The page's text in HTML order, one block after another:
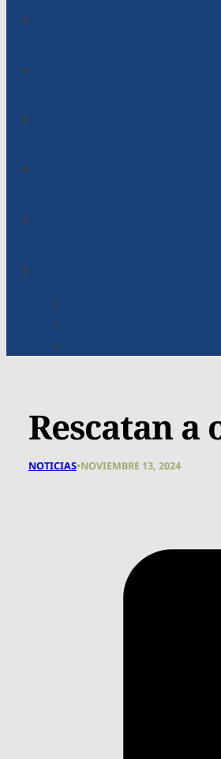
Rescatan
NOTICIAS•NOVIEMBRE 13, 2024